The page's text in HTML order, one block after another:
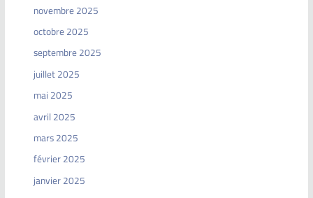
novembre 2025
octobre 2025
septembre 2025
juillet 2025
mai 2025
avril 2025
mars 2025
février 2025
janvier 2025